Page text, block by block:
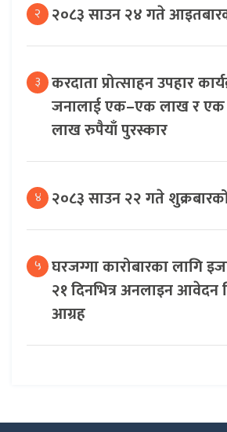
२ २०८३ साउन २४ गते
३ करदाता प्रोत्साहन उपहार
जनालाई एक–एक लाख र एक
लाख रुपैयाँ पुरस्कार
४ २०८३ साउन २२ गते
५ घरजग्गा कारोबारका लागि
२१ दिनभित्र अनलाइन आवेदन
आग्रह